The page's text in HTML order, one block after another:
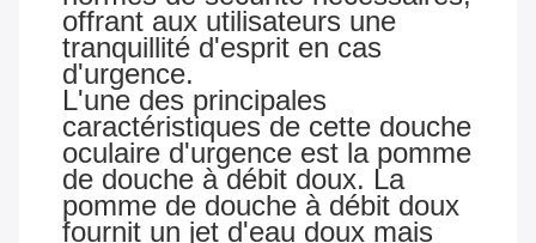
offrant aux utilisateurs une
tranquillité d'esprit en cas
d'urgence.
L'une des principales
caractéristiques de cette douche
oculaire d'urgence est la pomme
de douche à débit doux. La
pomme de douche à débit doux
fournit un jet d'eau doux mais